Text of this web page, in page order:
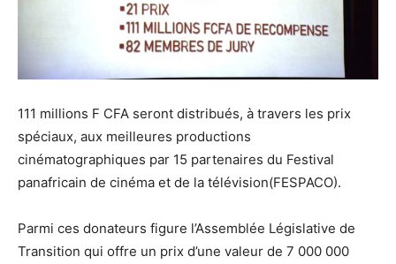
111 millions F CFA seront distribués, à travers les prix
spéciaux, aux meilleures productions
cinématographiques par 15 partenaires du Festival
panafricain de cinéma et de la télévision(FESPACO).
Parmi ces donateurs figure l’Assemblée Législative de
Transition qui offre un prix d’une valeur de 7 000 000